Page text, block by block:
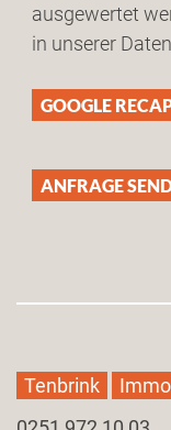
ausgewertet
in unserer
GOOGLE
Tenbrink